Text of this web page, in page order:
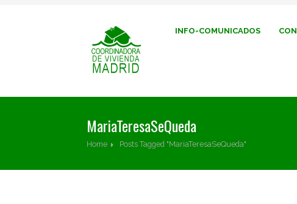
INFO-COMUNICADOS
MariaTeresaSeQueda
Home Posts Tagged "MariaTeresaSeQueda"